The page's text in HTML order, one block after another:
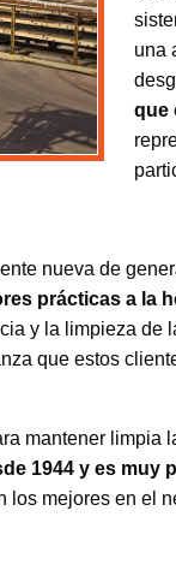
una
que
nueva de
prácticas a la
y la limpieza de
que estos
mantener
1944 y es
los mejores en el